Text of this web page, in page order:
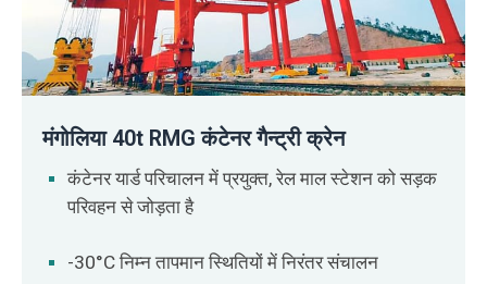
मंगोलिया 40t RMG कंटेनर गैन्ट्री क्रेन
कंटेनर यार्ड परिचालन में प्रयुक्त, रेल माल स्टेशन को सड़क
परिवहन से जोड़ता है
-30°C निम्न तापमान स्थितियों में निरंतर संचालन